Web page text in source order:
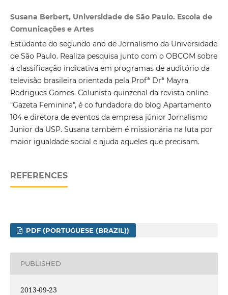
Susana Berbert, Universidade de São Paulo. Escola de
Comunicações e Artes
Estudante do segundo ano de Jornalismo da Universidade
de São Paulo. Realiza pesquisa junto com o OBCOM sobre
a classificação indicativa em programas de auditório da
televisão brasileira orientada pela Profª Drª Mayra
Rodrigues Gomes. Colunista quinzenal da revista online
"Gazeta Feminina", é co fundadora do blog Apartamento
104 e diretora de eventos da empresa júnior Jornalismo
Junior da USP. Susana também é missionária na luta por
maior igualdade social e ajuda aqueles que precisam.
REFERENCES
PDF (PORTUGUESE (BRAZIL))
PUBLISHED
2013-09-23